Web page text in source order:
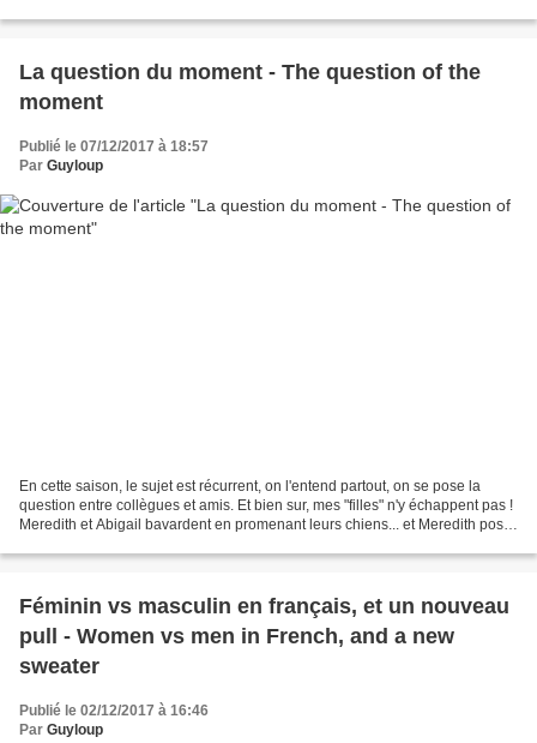
La question du moment - The question of the
moment
Publié le 07/12/2017 à 18:57
Par Guyloup
En cette saison, le sujet est récurrent, on l'entend partout, on se pose la
question entre collègues et amis. Et bien sur, mes "filles" n'y échappent pas !
Meredith et Abigail bavardent en promenant leurs chiens... et Meredith pose
Féminin vs masculin en français, et un nouveau
pull - Women vs men in French, and a new
sweater
Publié le 02/12/2017 à 16:46
Par Guyloup